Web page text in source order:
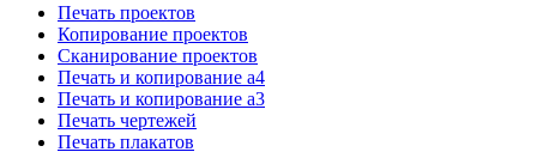
Печать проектов
Копирование проектов
Сканирование проектов
Печать и копирование а4
Печать и копирование а3
Печать чертежей
Печать плакатов